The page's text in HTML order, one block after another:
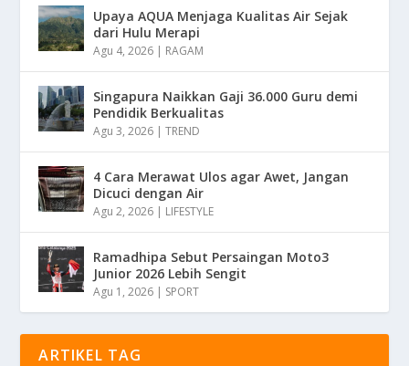
Upaya AQUA Menjaga Kualitas Air Sejak
dari Hulu Merapi
Agu 4, 2026 | RAGAM
Singapura Naikkan Gaji 36.000 Guru demi
Pendidik Berkualitas
Agu 3, 2026 |TREND
4 Cara Merawat Ulos agar Awet, Jangan
Dicuci dengan Air
Agu 2, 2026 | LIFESTYLE
Ramadhipa Sebut Persaingan Moto3
Junior 2026 Lebih Sengit
Agu 1, 2026 | SPORT
ARTIKEL TAG